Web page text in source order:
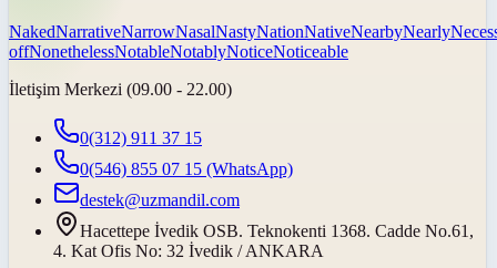
NakedNarrativeNarrowNasalNastyNationNativeNearbyNearly
offNonethelessNotableNotablyNoticeNoticeable
İletişim Merkezi (09.00 - 22.00)
0(312) 911 37 15
0(546) 855 07 15 (WhatsApp)
destek@uzmandil.com
Hacettepe İvedik OSB. Teknokenti 1368. Cadde No.61,
4. Kat Ofis No: 32 İvedik / ANKARA